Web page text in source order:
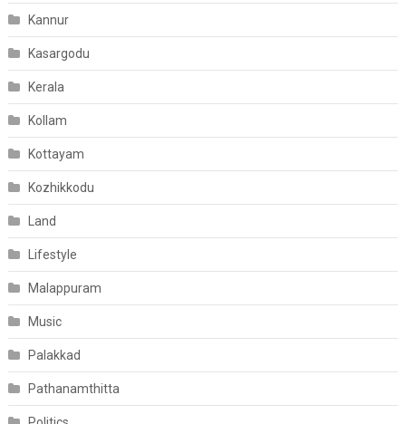
Kannur
Kasargodu
Kerala
Kollam
Kottayam
Kozhikkodu
Land
Lifestyle
Malappuram
Music
Palakkad
Pathanamthitta